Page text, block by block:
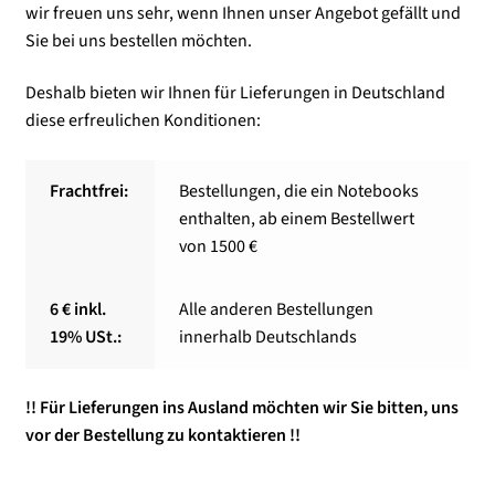
Kasse
Mein Konto
Versand-/Lieferkosten
Warenkorb
Widerrufsbelehrung und Widerrufsfomular
wir freuen uns sehr, wenn Ihnen unser Angebot gefällt und
Sie bei uns bestellen möchten.
Deshalb bieten wir Ihnen für Lieferungen in Deutschland
diese erfreulichen Konditionen:
Frachtfrei:
Bestellungen, die ein Notebooks
enthalten, ab einem Bestellwert
von 1500 €
6 € inkl.
19% USt.:
Alle anderen Bestellungen
innerhalb Deutschlands
!! Für Lieferungen ins Ausland möchten wir Sie bitten, uns
vor der Bestellung zu kontaktieren !!